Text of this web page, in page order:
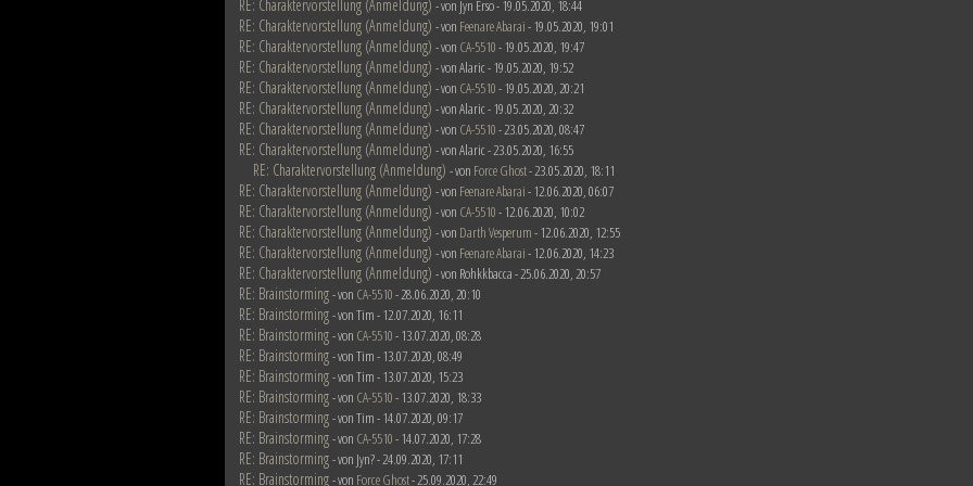
RE: Charaktervorstellung (Anmeldung) - von Jyn Erso - 19.05.2020, 18:44
RE: Charaktervorstellung (Anmeldung) - von Feenare Abarai- 19.05.2020, 19:01
RE: Charaktervorstellung (Anmeldung) - von CA-5510- 19.05.2020, 19:47
RE: Charaktervorstellung (Anmeldung) - von Alaric - 19.05.2020, 19:52
RE: Charaktervorstellung (Anmeldung) - von CA-5510- 19.05.2020, 20:21
RE: Charaktervorstellung (Anmeldung) - von Alaric - 19.05.2020, 20:32
RE: Charaktervorstellung (Anmeldung) - von CA-5510- 23.05.2020, 08:47
RE: Charaktervorstellung (Anmeldung) - von Alaric - 23.05.2020, 16:55
RE: Charaktervorstellung (Anmeldung) - von Force Ghost- 23.05.2020, 18:11
RE: Charaktervorstellung (Anmeldung) - von Feenare Abarai- 12.06.2020, 06:07
RE: Charaktervorstellung (Anmeldung) - von CA-5510- 12.06.2020, 10:02
RE: Charaktervorstellung (Anmeldung) - von Darth Vesperum- 12.06.2020, 12:55
RE: Charaktervorstellung (Anmeldung) - von Feenare Abarai- 12.06.2020, 14:23
RE: Charaktervorstellung (Anmeldung) - von Rohkkbacca - 25.06.2020, 20:57
RE: Brainstorming- von CA-5510- 28.06.2020, 20:10
RE: Brainstorming- von Tim - 12.07.2020, 16:11
RE: Brainstorming- von CA-5510- 13.07.2020, 08:28
RE: Brainstorming- von Tim - 13.07.2020, 08:49
RE: Brainstorming- von Tim - 13.07.2020, 15:23
RE: Brainstorming- von CA-5510- 13.07.2020, 18:33
RE: Brainstorming- von Tim - 14.07.2020, 09:17
RE: Brainstorming- von CA-5510- 14.07.2020, 17:28
RE: Brainstorming- von Jyn? - 24.09.2020, 17:11
RE: Brainstorming- von Force Ghost- 25.09.2020, 22:49